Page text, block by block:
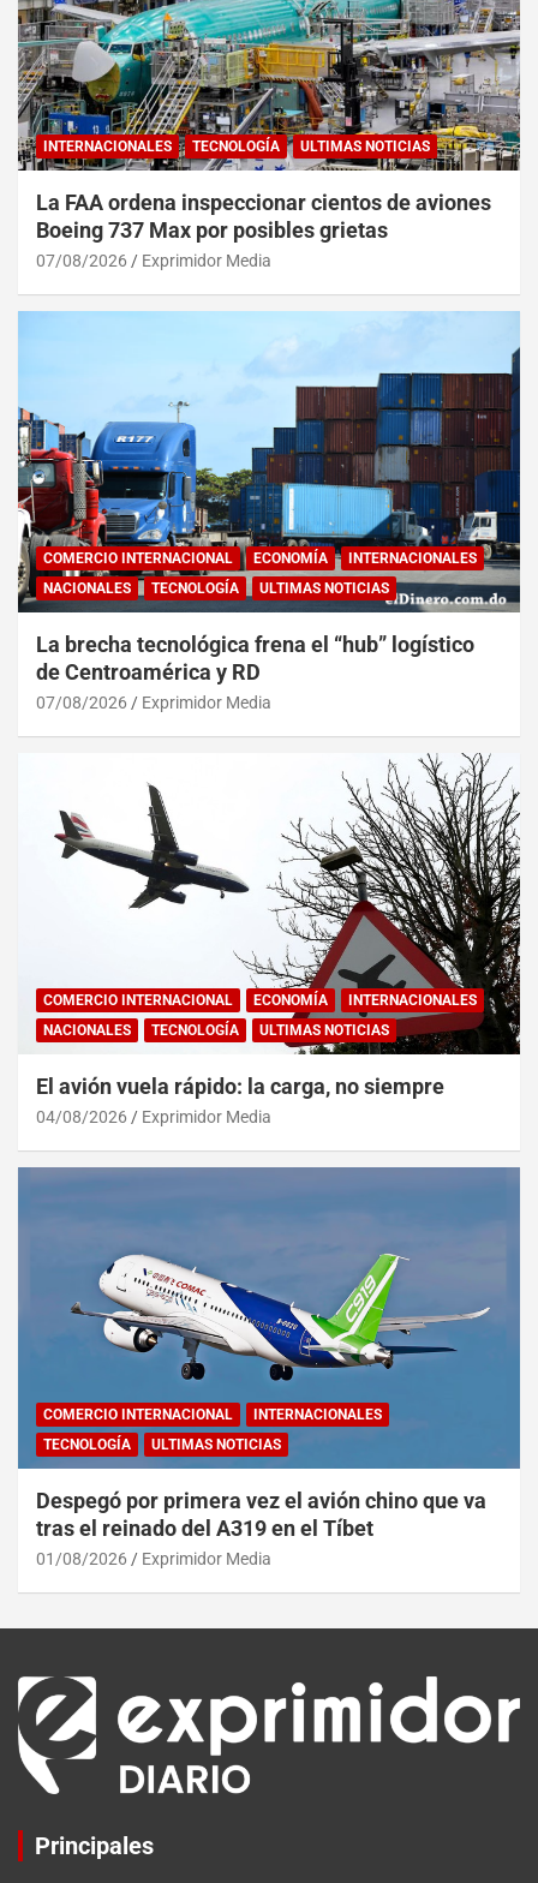
INTERNACIONALES TECNOLOGÍA ULTIMAS NOTICIAS
La FAA ordena inspeccionar cientos de aviones
Boeing 737 Max por posibles grietas
07/08/2026 Exprimidor Media
COMERCIO INTERNACIONAL ECONOMÍA
INTERNACIONALES
NACIONALES
TECNOLOGÍA ULTIMAS NOTICIAS
La brecha tecnológica frena el “hub” logístico
de Centroamérica y RD
07/08/2026 Exprimidor Media
COMERCIO INTERNACIONAL ECONOMÍA
INTERNACIONALES
NACIONALES
TECNOLOGÍA ULTIMAS NOTICIAS
El avión vuela rápido: la carga, no siempre
04/08/2026 Exprimidor Media
COMERCIO INTERNACIONAL
INTERNACIONALES
TECNOLOGÍA
ULTIMAS NOTICIAS
Despegó por primera vez el avión chino que va
tras el reinado del A319 en el Tíbet
01/08/2026 Exprimidor Media
Principales